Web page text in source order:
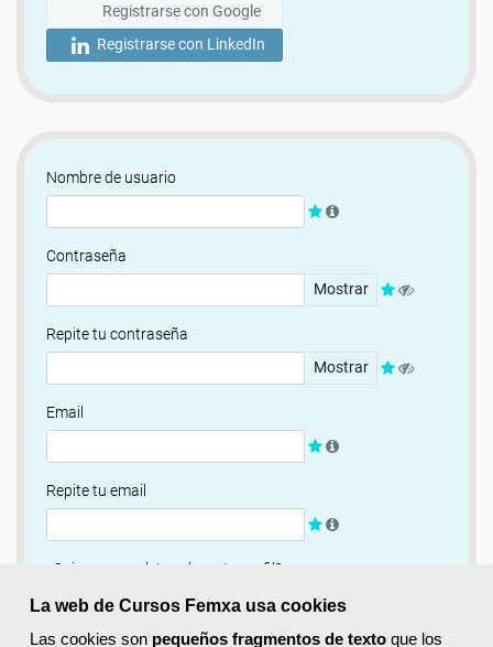
La web de Cursos Femxa usa cookies
Las cookies son pequeños fragmentos de texto que los
Registrarse con Google
Registrarse con LinkedIn
Nombre de usuario
Contraseña
Mostrar
Repite tu contraseña
Mostrar
Email
Repite tu email
¿Quieres completar ahora tu perfil?
Si
No, completaré mi perfil más adelante